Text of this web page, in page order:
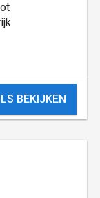
BEKIJKEN